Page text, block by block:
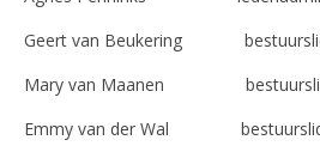
Geert van Beukering
Mary van Maanen
Emmy van der Wal